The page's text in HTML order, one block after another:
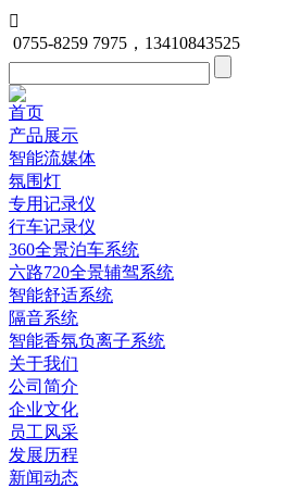

0755-8259 7975，13410843525
首页
产品展示
智能流媒体
氛围灯
专用记录仪
行车记录仪
360全景泊车系统
六路720全景辅驾系统
智能舒适系统
隔音系统
智能香氛负离子系统
关于我们
公司简介
企业文化
员工风采
发展历程
新闻动态